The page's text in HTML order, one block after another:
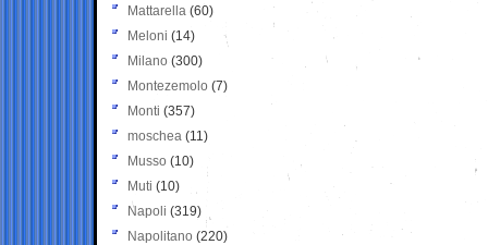
Mattarella (60)
Meloni (14)
Milano (300)
Montezemolo (7)
Monti (357)
moschea (11)
Musso (10)
Muti (10)
Napoli (319)
Napolitano (220)